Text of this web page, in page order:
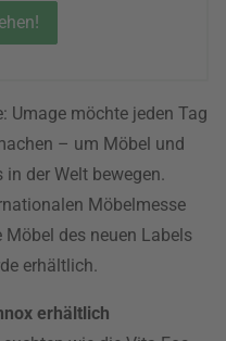
Umage möchte jeden Tag
– um Möbel und
der Welt bewegen.
Möbelmesse
des neuen Labels
erhältlich.
erhältlich